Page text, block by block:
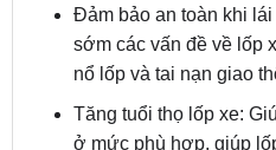
nổ lốp và tai nạn giao
Tăng tuổi thọ lốp xe:
ở mức phù hợp, giúp
tuổi thọ.